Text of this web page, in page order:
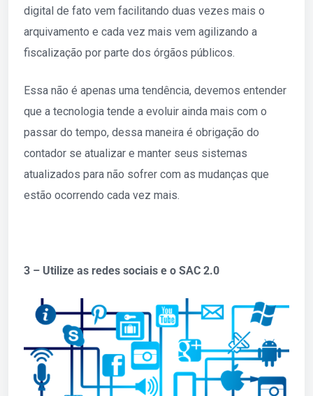
digital de fato vem facilitando duas vezes mais o
arquivamento e cada vez mais vem agilizando a
fiscalização por parte dos órgãos públicos.
Essa não é apenas uma tendência, devemos entender
que a tecnologia tende a evoluir ainda mais com o
passar do tempo, dessa maneira é obrigação do
contador se atualizar e manter seus sistemas
atualizados para não sofrer com as mudanças que
estão ocorrendo cada vez mais.
3 – Utilize as redes sociais e o SAC 2.0